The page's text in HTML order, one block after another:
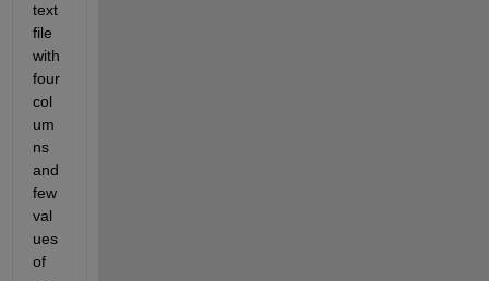
text
file
with
four
col
um
ns
and
few
val
ues
of